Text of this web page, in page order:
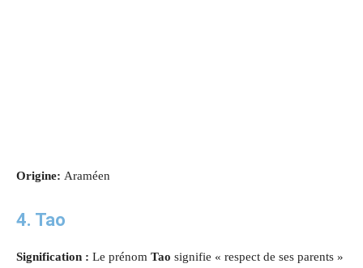
Origine: Araméen
4. Tao
Signification : Le prénom Tao signifie « respect de ses parents »